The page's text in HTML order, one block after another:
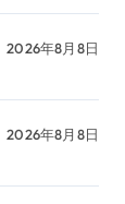
2026年8月8日
2026年8月8日